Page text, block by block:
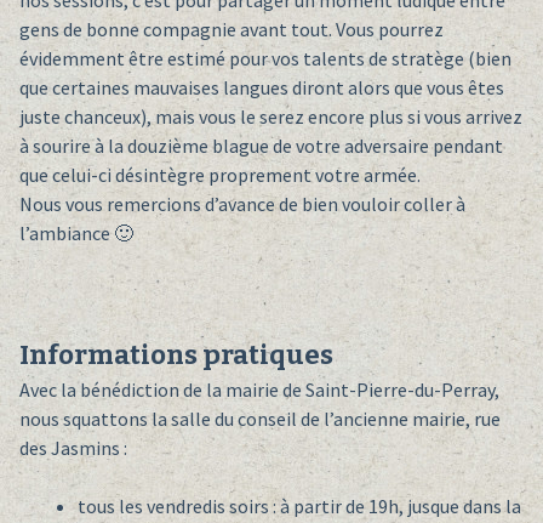
gens de bonne compagnie avant tout. Vous pourrez
évidemment être estimé pour vos talents de stratège (bien
que certaines mauvaises langues diront alors que vous êtes
juste chanceux), mais vous le serez encore plus si vous arrivez
à sourire à la douzième blague de votre adversaire pendant
que celui-ci désintègre proprement votre armée.
Nous vous remercions d’avance de bien vouloir coller à
l’ambiance 🙂
Informations pratiques
Avec la bénédiction de la mairie de Saint-Pierre-du-Perray,
nous squattons la salle du conseil de l’ancienne mairie, rue
des Jasmins :
tous les vendredis soirs : à partir de 19h, jusque dans la